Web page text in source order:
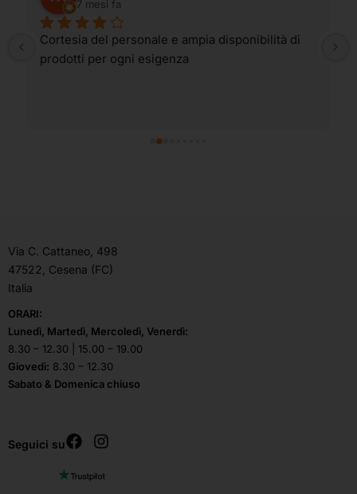
7 mesi fa
Cortesia del personale e ampia disponibilità di
prodotti per ogni esigenza
Via C. Cattaneo, 498
47522, Cesena (FC)
Italia
ORARI:
Lunedì, Martedì, Mercoledì, Venerdì:
8.30 – 12.30 | 15.00 – 19.00
Giovedì: 8.30 – 12.30
Sabato & Domenica chiuso
Seguici su